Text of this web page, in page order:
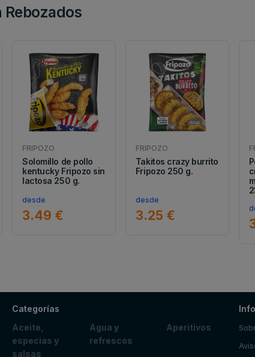
Rebozados
FRIPOZO
Solomillo de pollo
kentucky Fripozo sin
lactosa 250 g.
desde
3.49 €
FRIPOZO
Takitos crazy burrito
Fripozo 250 g.
desde
3.25 €
Categorías
Aceite,
especias y
salsas
Agua y
refrescos
Aperitivos